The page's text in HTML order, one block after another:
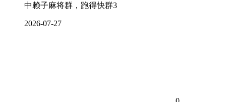
中赖子麻将群，跑得快群3
2026-07-27